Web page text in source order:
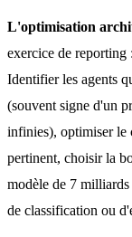
L'optimisation
exercice de reporting
Identifier les agents
(souvent signe d'un
infinies), optimiser le
pertinent, choisir la
modèle de 7 milliards
de classification ou